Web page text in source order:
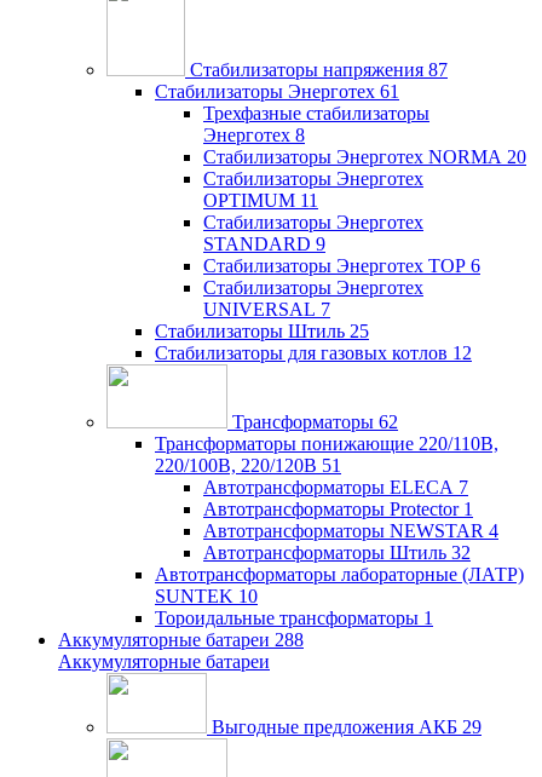
Стабилизаторы напряжения 87
Стабилизаторы Энерготех 61
Трехфазные стабилизаторы
Энерготех 8
Стабилизаторы Энерготех NORMA 20
Стабилизаторы Энерготех
OPTIMUM 11
Стабилизаторы Энерготех
STANDARD 9
Стабилизаторы Энерготех TOP 6
Стабилизаторы Энерготех
UNIVERSAL 7
Стабилизаторы Штиль 25
Стабилизаторы для газовых котлов 12
Трансформаторы 62
Трансформаторы понижающие 220/110В,
220/100В, 220/120В 51
Автотрансформаторы ELECA 7
Автотрансформаторы Protector 1
Автотрансформаторы NEWSTAR 4
Автотрансформаторы Штиль 32
Автотрансформаторы лабораторные (ЛАТР)
SUNTEK 10
Тороидальные трансформаторы 1
Аккумуляторные батареи 288
Аккумуляторные батареи
Выгодные предложения АКБ 29